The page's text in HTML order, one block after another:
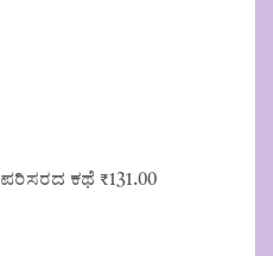
ಪರಿಸರದ ಕಥೆ ₹131.00